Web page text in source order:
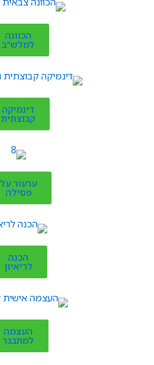
הכוונה
למלש"ב
דינמיקה
קבוצתית
ערעור על
פסילה
הכנה
לריאיון
העצמה
למתבגר